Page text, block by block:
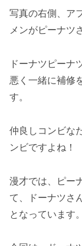
写真の右側、ア
メンがピーナツ
ドーナツピーナ
悪く一緒に補修
す。
仲良しコンビな
ンビですよね！
漫才では、ピー
て、ドーナツさ
となっています。